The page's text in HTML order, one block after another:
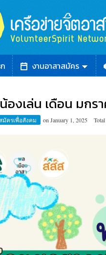
งานอาสาสมัคร
องเล่น เดือน มกร
ครเพื่อสังคม on January 1, 2025